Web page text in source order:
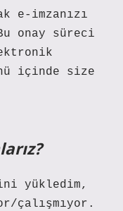
e-imzanızı
onay süreci
içinde size
yükledim,
çalışmıyor.